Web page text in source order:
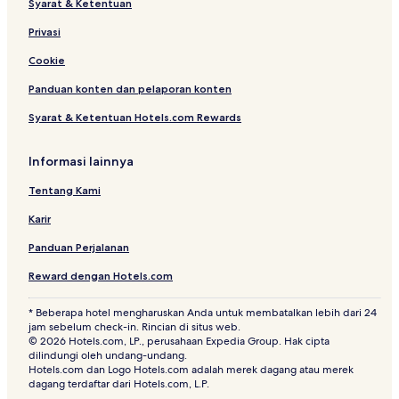
r
i
t
B
n
o
r
k
y
y
d
a
Syarat & Ketentuan
Privasi
Cookie
Panduan konten dan pelaporan konten
Syarat & Ketentuan Hotels.com Rewards
Informasi lainnya
Tentang Kami
Karir
Panduan Perjalanan
Reward dengan Hotels.com
* Beberapa hotel mengharuskan Anda untuk membatalkan lebih dari 24
jam sebelum check-in. Rincian di situs web.
© 2026 Hotels.com, LP., perusahaan Expedia Group. Hak cipta
dilindungi oleh undang-undang.
Hotels.com dan Logo Hotels.com adalah merek dagang atau merek
dagang terdaftar dari Hotels.com, L.P.